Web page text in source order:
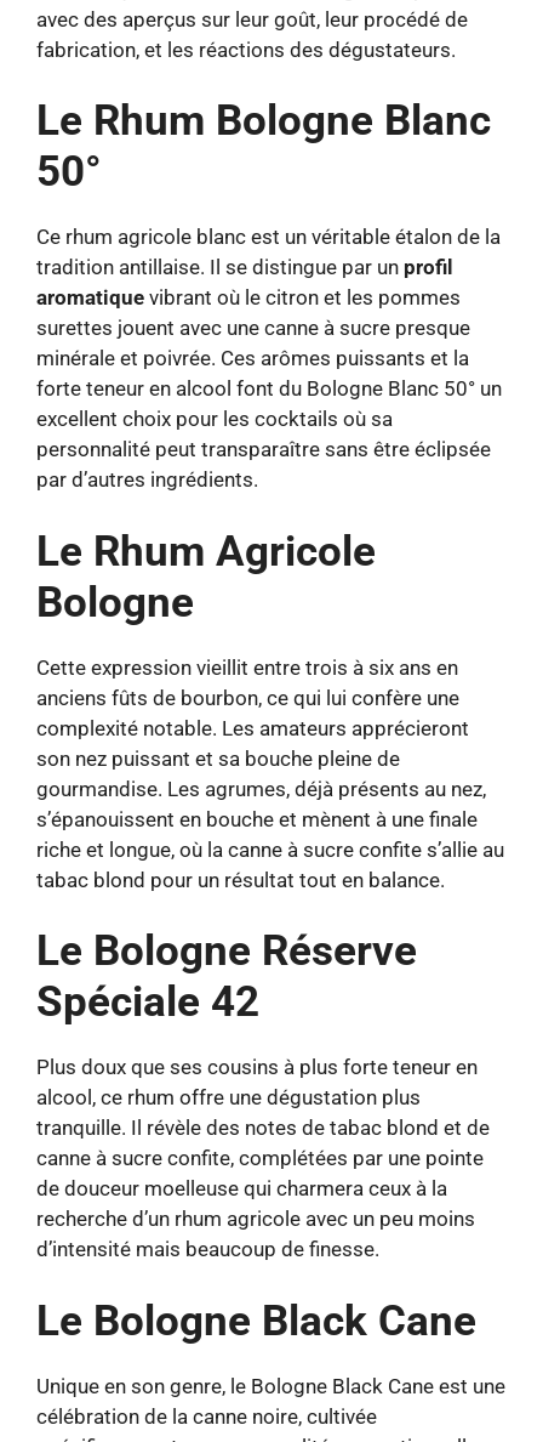
avec des aperçus sur leur goût, leur procédé de
fabrication, et les réactions des dégustateurs.
Le Rhum Bologne Blanc
50°
Ce rhum agricole blanc est un véritable étalon de la
tradition antillaise. Il se distingue par un profil
aromatique vibrant où le citron et les pommes
surettes jouent avec une canne à sucre presque
minérale et poivrée. Ces arômes puissants et la
forte teneur en alcool font du Bologne Blanc 50° un
excellent choix pour les cocktails où sa
personnalité peut transparaître sans être éclipsée
par d’autres ingrédients.
Le Rhum Agricole
Bologne
Cette expression vieillit entre trois à six ans en
anciens fûts de bourbon, ce qui lui confère une
complexité notable. Les amateurs apprécieront
son nez puissant et sa bouche pleine de
gourmandise. Les agrumes, déjà présents au nez,
s’épanouissent en bouche et mènent à une finale
riche et longue, où la canne à sucre confite s’allie au
tabac blond pour un résultat tout en balance.
Le Bologne Réserve
Spéciale 42
Plus doux que ses cousins à plus forte teneur en
alcool, ce rhum offre une dégustation plus
tranquille. Il révèle des notes de tabac blond et de
canne à sucre confite, complétées par une pointe
de douceur moelleuse qui charmera ceux à la
recherche d’un rhum agricole avec un peu moins
d’intensité mais beaucoup de finesse.
Le Bologne Black Cane
Unique en son genre, le Bologne Black Cane est une
célébration de la canne noire, cultivée